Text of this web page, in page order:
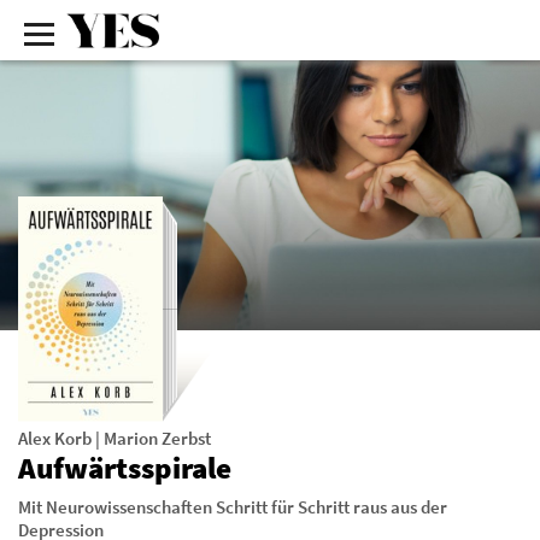
Alex Korb | Marion Zerbst
Aufwärtsspirale
Mit Neurowissenschaften Schritt für Schritt raus aus der
Depression